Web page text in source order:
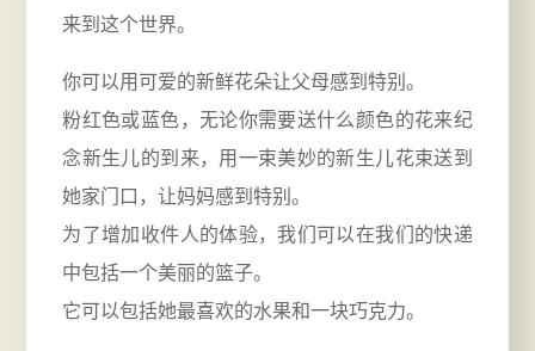
来到这个世界。
你可以用可爱的新鲜花朵让父母感到特别。
粉红色或蓝色，无论你需要送什么颜色的花来纪
念新生儿的到来，用一束美妙的新生儿花束送到
她家门口，让妈妈感到特别。
为了增加收件人的体验，我们可以在我们的快递
中包括一个美丽的篮子。
它可以包括她最喜欢的水果和一块巧克力。